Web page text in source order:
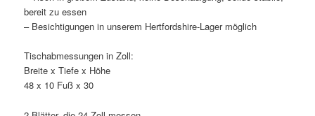
bereit zu essen
– Besichtigungen in unserem Hertfordshire-Lager möglich
Tischabmessungen in Zoll:
Breite x Tiefe x Höhe
48 x 10 Fuß x 30